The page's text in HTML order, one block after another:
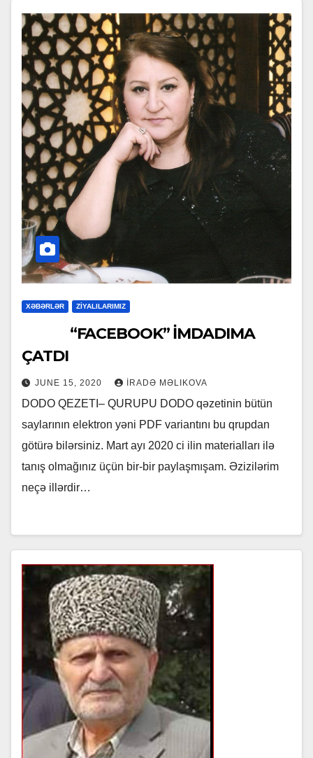
XƏBƏRLƏR ZİYALILARIMIZ
“FACEBOOK” İMDADIMA
ÇATDI
JUNE 15, 2020 İRADƏ MƏLIKOVA
DODO QEZETI– QURUPU DODO qəzetinin bütün
saylarının elektron yəni PDF variantını bu qrupdan
götürə bilərsiniz. Mart ayı 2020 ci ilin materialları ilə
tanış olmağınız üçün bir-bir paylaşmışam. Əzizilərim
neçə illərdir…